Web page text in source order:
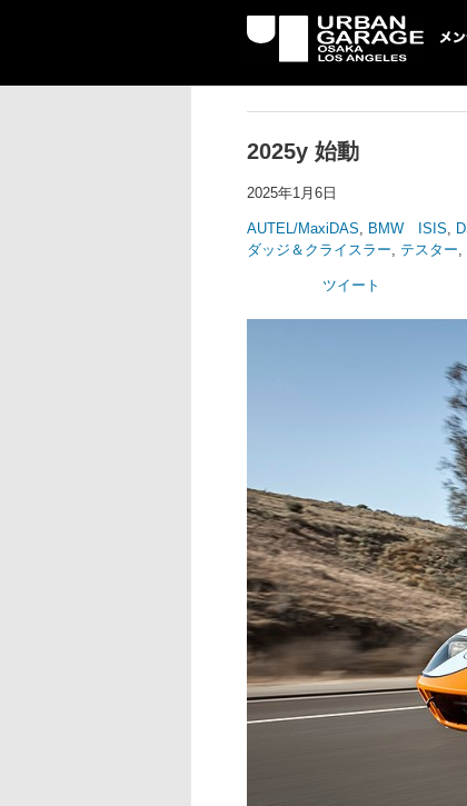
UG メンテナ
2025y 始動
2025年1月6日
AUTEL/MaxiDAS, BMW ISIS,
ダッジ＆クライスラー, テスター,
ツイート